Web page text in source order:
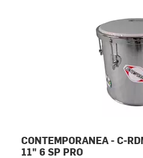
CONTEMPORANEA - C-
11" 6 SP PRO